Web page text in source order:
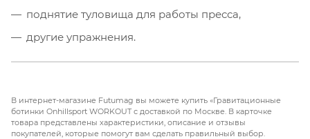
поднятие туловища для работы пресса,
другие упражнения.
В интернет-магазине Futumag вы можете купить «Гравитационные
ботинки Onhillsport WORKOUT с доставкой по Москве. В карточке
товара представлены характеристики, описание и отзывы
покупателей, которые помогут вам сделать правильный выбор.